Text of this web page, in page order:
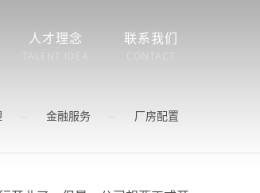
人才理念
联系我们
金融服务 厂房配置